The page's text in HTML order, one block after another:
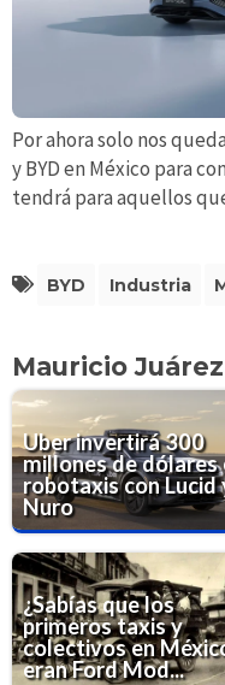
Por ahora solo nos
y BYD en México para
tendrá para aquellos
BYD Industria
Mauricio
Uber invertirá 300
millones de dólares
robotaxis con Lucid
Nuro
¿Sabías que los
primeros taxis y
colectivos en
eran Ford Mod...